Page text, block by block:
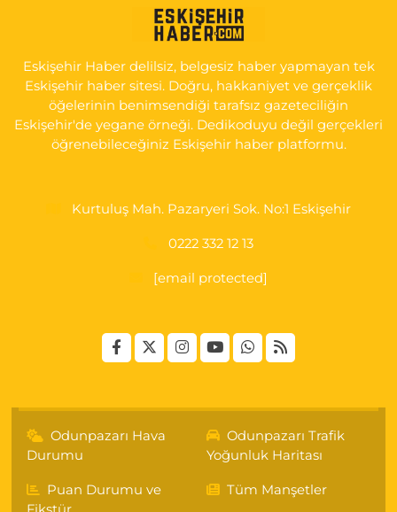
HASTANESİ YAN SOKAĞI POLİKLİNİK KAPISI TAM KARŞISI I
Yol Tarifi Al
Eskişehir Haber delilsiz, belgesiz haber yapmayan tek
Eskişehir haber sitesi. Doğru, hakkaniyet ve gerçeklik
öğelerinin benimsendiği tarafsız gazeteciliğin
Eskişehir'de yegane örneği. Dedikoduyu değil gerçekleri
öğrenebileceğiniz Eskişehir haber platformu.
Kurtuluş Mah. Pazaryeri Sok. No:1 Eskişehir
0222 332 12 13
[email protected]
Odunpazarı Hava
Durumu
Odunpazarı Trafik
Yoğunluk Haritası
Puan Durumu ve
Tüm Manşetler